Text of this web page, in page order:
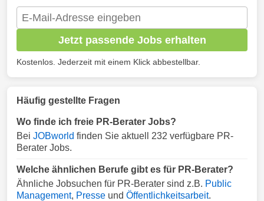
Jetzt passende Jobs erhalten
Kostenlos. Jederzeit mit einem Klick abbestellbar.
Häufig gestellte Fragen
Wo finde ich freie PR-Berater Jobs?
Bei JOBworld finden Sie aktuell 232 verfügbare PR-
Berater Jobs.
Welche ähnlichen Berufe gibt es für PR-Berater?
Ähnliche Jobsuchen für PR-Berater sind z.B. Public
Management, Presse und Öffentlichkeitsarbeit.